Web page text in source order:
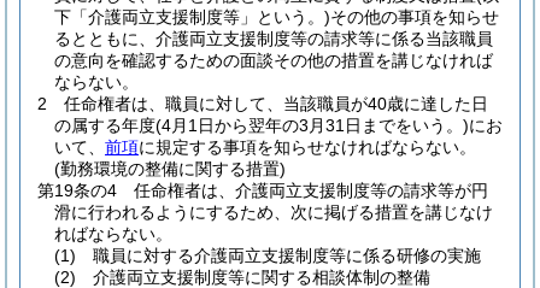
下「介護両立支援制度等」という。)その他の事項を知らせ
るとともに、介護両立支援制度等の請求等に係る当該職員
の意向を確認するための面談その他の措置を講じなければ
ならない。
2
任命権者は、職員に対して、当該職員が40歳に達した日
の属する年度(4月1日から翌年の3月31日までをいう。)にお
いて、 前項に規定する事項を知らせなければならない。
(勤務環境の整備に関する措置)
第19条の4
任命権者は、介護両立支援制度等の請求等が円
滑に行われるようにするため、次に掲げる措置を講じなけ
ればならない。
(1)
職員に対する介護両立支援制度等に係る研修の実施
(2)
介護両立支援制度等に関する相談体制の整備